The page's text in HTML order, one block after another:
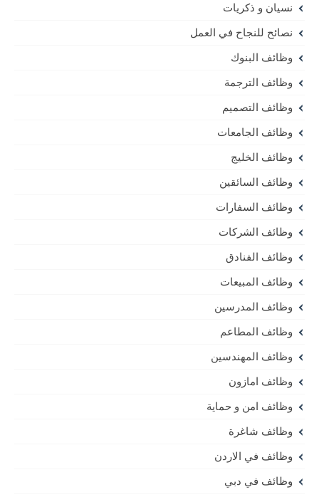
نسيان و ذكريات
نصائح للنجاح في العمل
وظائف البنوك
وظائف الترجمة
وظائف التصميم
وظائف الجامعات
وظائف الخليج
وظائف السائقين
وظائف السفارات
وظائف الشركات
وظائف الفنادق
وظائف المبيعات
وظائف المدرسين
وظائف المطاعم
وظائف المهندسين
وظائف امازون
وظائف امن و حماية
وظائف شاغرة
وظائف في الاردن
وظائف في دبي